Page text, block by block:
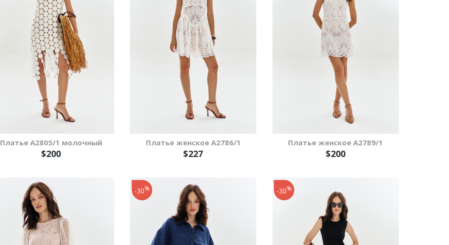
Платье A2805/1 молочный
$200
Платье женское A2786/1
$227
Платье женское A2789/1
$200
-30% -30%